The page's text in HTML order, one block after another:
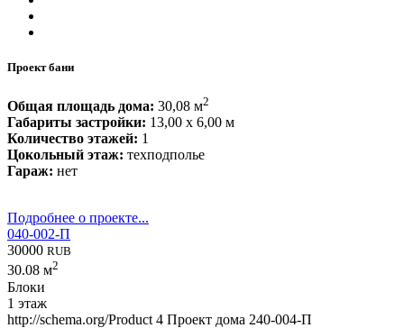
Проект бани
Общая площадь дома: 30,08 м2
Габариты застройки: 13,00 x 6,00 м
Количество этажей: 1
Цокольный этаж: техподполье
Гараж: нет
Подробнее о проекте...
040-002-П
30000 RUB
30.08 м2
Блоки
1 этаж
http://schema.org/Product 4 Проект дома 240-004-П